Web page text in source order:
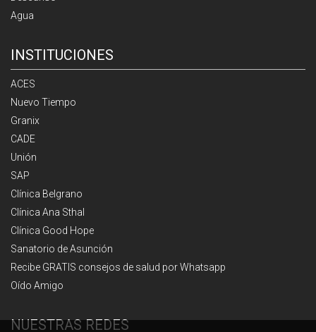
Agua
INSTITUCIONES
ACES
Nuevo Tiempo
Granix
CADE
Unión
SAP
Clínica Belgrano
Clínica Ana Sthal
Clínica Good Hope
Sanatorio de Asunción
Recibe GRATIS consejos de salud por Whatsapp
Oído Amigo
NUESTRAS REDES